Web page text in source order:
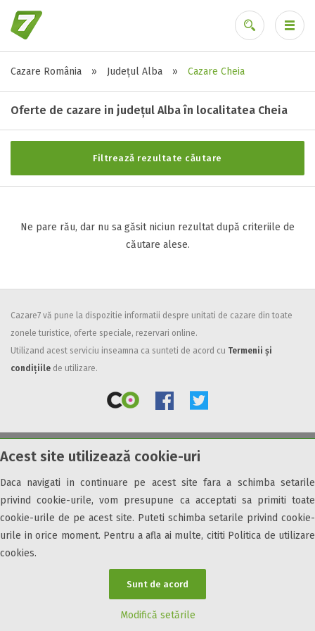
Acest site utilizează cookie-uri
Daca navigati in continuare pe acest site fara a schimba setarile
privind cookie-urile, vom presupune ca acceptati sa primiti toate
cookie-urile de pe acest site. Puteti schimba setarile privind cookie-
urile in orice moment. Pentru a afla ai multe, cititi Politica de utilizare
cookies.
Sunt de acord
Modifică setările
Cazare România » Județul Alba » Cazare Cheia
Oferte de cazare in județul Alba în localitatea Cheia
Filtrează rezultate căutare
Stele / margarete
Neclasificat
2 stele / margarete
3 stele / margarete
Facilități
Internet wireless
All inclusive
Pensiune completa
Demipensiune
Mic dejun
Accepta animale
Accepta voucher vacanta
Acces persoane cu dizabilități
Ne pare rău, dar nu sa găsit niciun rezultat după criteriile de
căutare alese.
Cazare7 vă pune la dispozitie informatii despre unitati de cazare din toate
zonele turistice, oferte speciale, rezervari online.
Utilizand acest serviciu inseamna ca sunteti de acord cu Termenii și
condițiile de utilizare.
© 2026 Cazare7. Toate drepturile rezervate.
Obiective turistice Informații utile Parteneri Cazare7 Harta Cazare7